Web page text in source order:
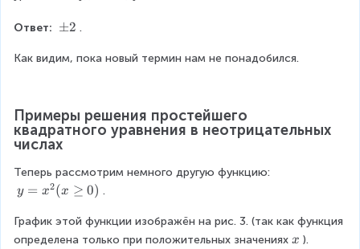
a
r
x
-
1
)
x
+
1
2
-
4
=
ef
t
ri
g
h
t
r
r
m
Ответ: \
m
±2 .
Как видим, пока новый термин нам не понадобился.
Примеры решения простейшего
квадратного уравнения в неотрицательных
числах
Теперь рассмотрим немного другую функцию:
y
x
^
y = x2(x ≥ 0) .
График этой функции изображён на рис. 3. (так как функция
определена только при положительных значениях \
x ).